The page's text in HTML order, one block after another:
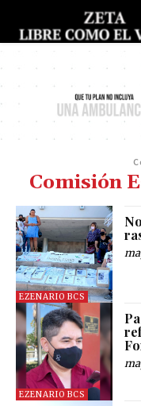
Comisión
EZENARIO BCS
EZENARIO BCS